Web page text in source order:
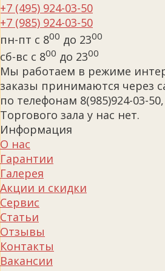
+7 (495) 924-03-50
+7 (985) 924-03-50
пн-пт с 800 до 2300
сб-вс с 800 до 2300
Мы работаем в режиме
заказы принимаются через
по телефонам 8(985)924-03-
Торгового зала у нас нет.
Информация
О нас
Гарантии
Галерея
Акции и скидки
Сервис
Статьи
Отзывы
Контакты
Вакансии